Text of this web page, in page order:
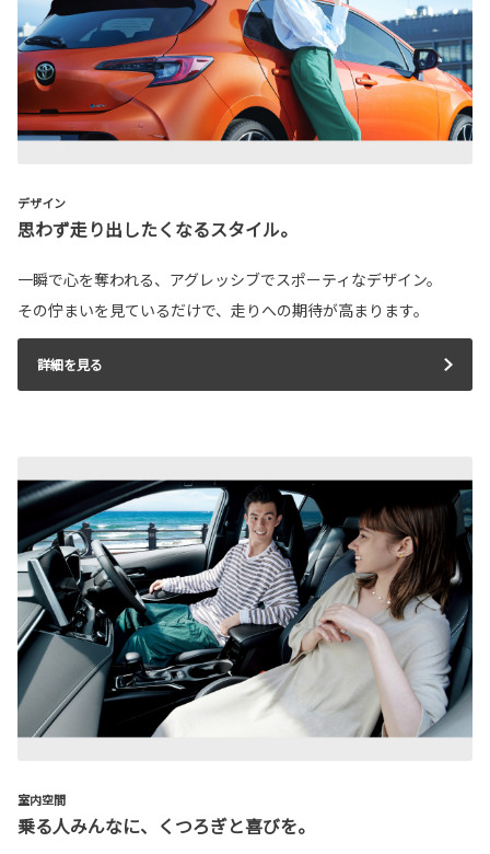
デザイン
思わず走り出したくなるスタイル。
一瞬で心を奪われる、アグレッシブでスポーティなデザイン。
その佇まいを見ているだけで、走りへの期待が高まります。
詳細を見る
室内空間
乗る人みんなに、くつろぎと喜びを。